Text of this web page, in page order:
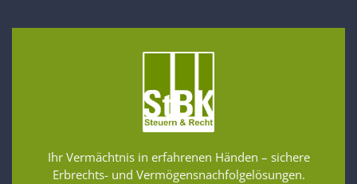
Ihr Vermächtnis in erfahrenen Händen – sichere
Erbrechts- und Vermögensnachfolgelösungen.